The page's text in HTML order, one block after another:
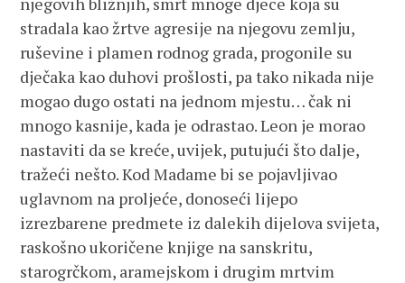
stradala kao žrtve agresije na njegovu zemlju,
ruševine i plamen rodnog grada, progonile su
dječaka kao duhovi prošlosti, pa tako nikada nije
mogao dugo ostati na jednom mjestu… čak ni
mnogo kasnije, kada je odrastao. Leon je morao
nastaviti da se kreće, uvijek, putujući što dalje,
tražeći nešto. Kod Madame bi se pojavljivao
uglavnom na proljeće, donoseći lijepo
izrezbarene predmete iz dalekih dijelova svijeta,
raskošno ukoričene knjige na sanskritu,
starogrčkom, aramejskom i drugim mrtvim